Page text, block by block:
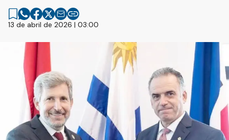
13 de abril de 2026 | 03:00